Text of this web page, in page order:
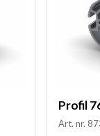
Profil
Art. nr.